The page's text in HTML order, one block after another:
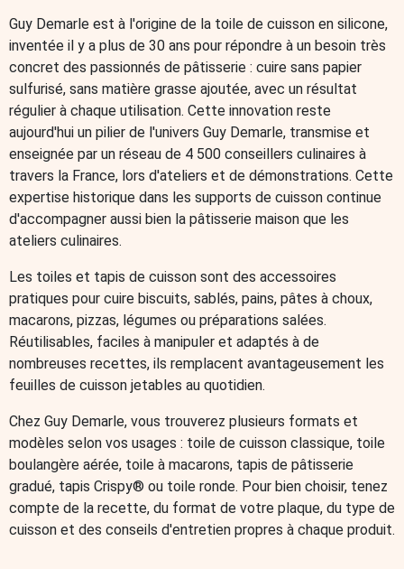
Machine à glace
Borealia
Ustensiles de cuisine
Accessoires de cuisine
Découpoirs
Découpoirs de Pâques
Emportes pièces de Noël
Décors
Décorations pour gâteaux d'anniversaire
Accessoire de découpe
Poche à douille et douille à pâtisserie
Moule à œufs en chocolat
Plaque de Cuisson pour Four et Plaque à Pâtisserie
Matériel de pâtisserie
Kits tempérage du chocolat
Présentoirs à gateaux
Spatules de cuisine & maryses
ustensiles de cuisine pratiques
Emporte pièces Pâtisserie
Boîtes pâtisserie
Colorants alimentaires
Ingrédients techniques
Préparations à gateaux
Ferments yaourt
Mix glace
Pâtisserie
Chocolats et pralinés
Pistoles de chocolat
Pâtes à sucres et sucres
Décorations
Décoration de bûche de Noël
Décorations de gâteaux comestibles
Décorations de gâteaux réutilisables
Pates sucrés et coulis sucrés
Spray alimentaire
Gélatine et gélifiant
Topping
Glaçage pâtisserie
Fourrage pâtisserie
Epicerie fine
Epices et condiments
Huiles et vinaigres
Préparations culinaires
Tartinables et sauces
Guy Demarle est à l'origine de la toile de cuisson en silicone,
inventée il y a plus de 30 ans pour répondre à un besoin très
concret des passionnés de pâtisserie : cuire sans papier
sulfurisé, sans matière grasse ajoutée, avec un résultat
régulier à chaque utilisation. Cette innovation reste
aujourd'hui un pilier de l'univers Guy Demarle, transmise et
enseignée par un réseau de 4 500 conseillers culinaires à
travers la France, lors d'ateliers et de démonstrations. Cette
expertise historique dans les supports de cuisson continue
d'accompagner aussi bien la pâtisserie maison que les
ateliers culinaires.
Les toiles et tapis de cuisson sont des accessoires
pratiques pour cuire biscuits, sablés, pains, pâtes à choux,
macarons, pizzas, légumes ou préparations salées.
Réutilisables, faciles à manipuler et adaptés à de
nombreuses recettes, ils remplacent avantageusement les
feuilles de cuisson jetables au quotidien.
Chez Guy Demarle, vous trouverez plusieurs formats et
modèles selon vos usages : toile de cuisson classique, toile
boulangère aérée, toile à macarons, tapis de pâtisserie
gradué, tapis Crispy® ou toile ronde. Pour bien choisir, tenez
compte de la recette, du format de votre plaque, du type de
cuisson et des conseils d'entretien propres à chaque produit.